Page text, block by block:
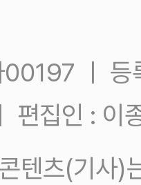
00197 ㅣ
편집인 : 이
텐츠(기사)